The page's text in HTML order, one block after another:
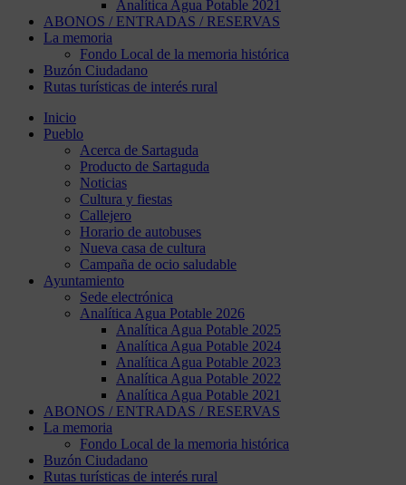
Analítica Agua Potable 2021
ABONOS / ENTRADAS / RESERVAS
La memoria
Fondo Local de la memoria histórica
Buzón Ciudadano
Rutas turísticas de interés rural
Inicio
Pueblo
Acerca de Sartaguda
Producto de Sartaguda
Noticias
Cultura y fiestas
Callejero
Horario de autobuses
Nueva casa de cultura
Campaña de ocio saludable
Ayuntamiento
Sede electrónica
Analítica Agua Potable 2026
Analítica Agua Potable 2025
Analítica Agua Potable 2024
Analítica Agua Potable 2023
Analítica Agua Potable 2022
Analítica Agua Potable 2021
ABONOS / ENTRADAS / RESERVAS
La memoria
Fondo Local de la memoria histórica
Buzón Ciudadano
Rutas turísticas de interés rural